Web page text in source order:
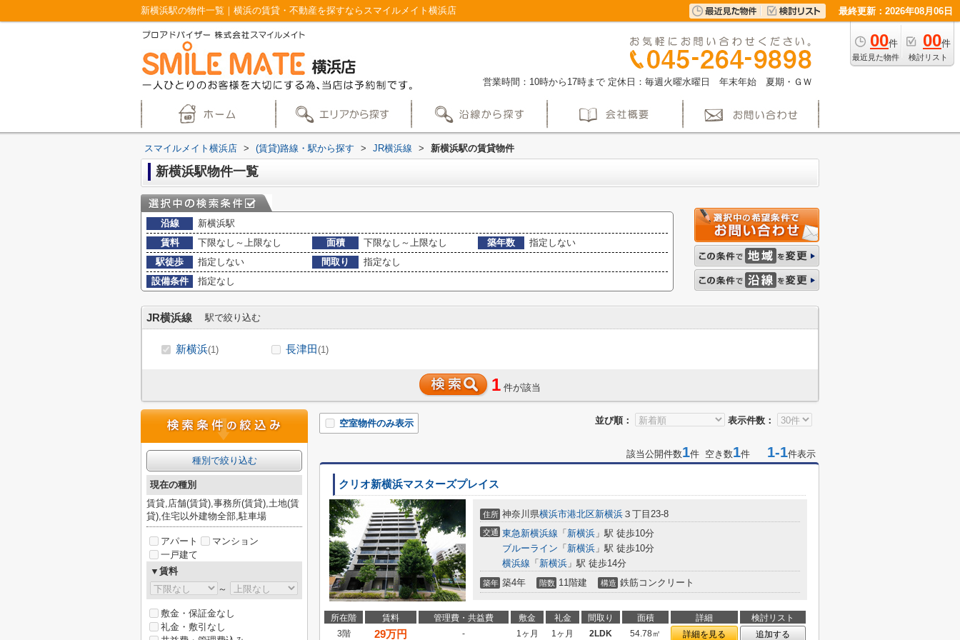
新横浜駅の物件一覧｜横浜の賃貸・不動産を探すならスマイルメイト横浜店 最終更新：2026年08月06日
00件
最近見た物件
00件
検討リスト
営業時間：10時から17時まで 定休日：毎週火曜水曜日 年末年始 夏期・ＧＷ
スマイルメイト横浜店 > (賃貸)路線・駅から探す > JR横浜線 > 新横浜駅の賃貸物件
新横浜駅物件一覧
沿線
新横浜駅
賃料
下限なし～上限なし 面積 下限なし～上限なし 築年数
指定しない
駅徒歩
指定しない 間取り
指定なし
設備条件
指定なし
JR横浜線 駅で絞り込む
新横浜(1) 長津田(1)
1 件が該当
並び順： 表示件数：
空室物件のみ表示
該当公開件数1件 空き数1件 1-1件表示
クリオ新横浜マスターズプレイス
住所 神奈川県横浜市港北区新横浜 ３丁目23-8
交通 東急新横浜線 「 新横浜 」駅 徒歩10分
ブルーライン 「 新横浜 」駅 徒歩10分
横浜線 「 新横浜 」駅 徒歩14分
築年 築4年 階数 11階建 構造 鉄筋コンクリート
所在階 賃料 管理費・共益費 敷金 礼金 間取り 面積 詳細
検討リスト
3階
29万円 - 1ヶ月 1ヶ月 2LDK 54.78㎡ 詳細を見る 追加する
種別で絞り込む
現在の種別
賃貸,店舗(賃貸),事務所(賃貸),土地(賃
貸),住宅以外建物全部,駐車場
アパート
マンション
一戸建て
▼賃料
～
敷金・保証金なし
礼金・敷引なし